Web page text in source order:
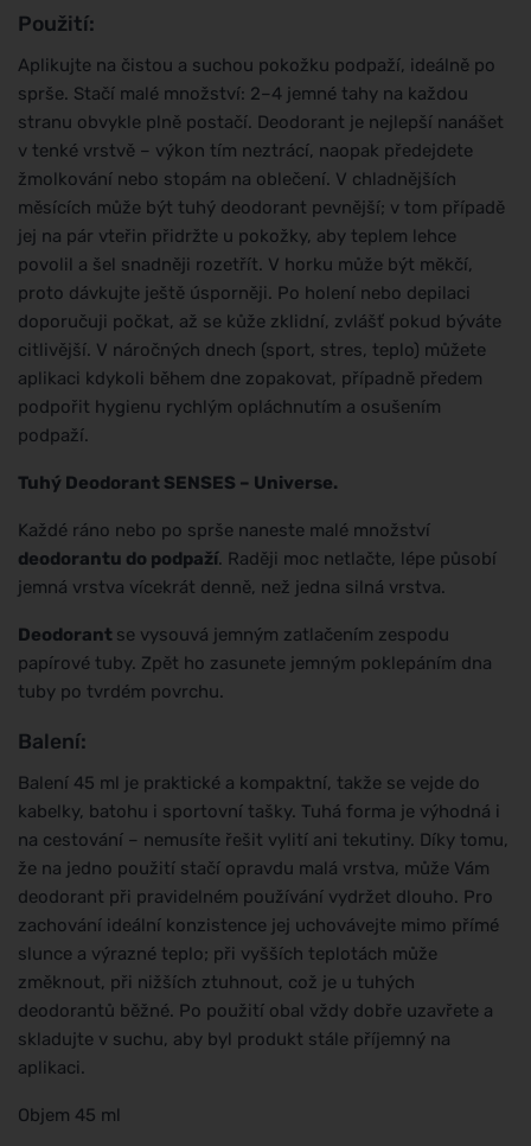
Použití:
Aplikujte na čistou a suchou pokožku podpaží, ideálně po
sprše. Stačí malé množství: 2–4 jemné tahy na každou
stranu obvykle plně postačí. Deodorant je nejlepší nanášet
v tenké vrstvě – výkon tím neztrácí, naopak předejdete
žmolkování nebo stopám na oblečení. V chladnějších
měsících může být tuhý deodorant pevnější; v tom případě
jej na pár vteřin přidržte u pokožky, aby teplem lehce
povolil a šel snadněji rozetřít. V horku může být měkčí,
proto dávkujte ještě úsporněji. Po holení nebo depilaci
doporučuji počkat, až se kůže zklidní, zvlášť pokud býváte
citlivější. V náročných dnech (sport, stres, teplo) můžete
aplikaci kdykoli během dne zopakovat, případně předem
podpořit hygienu rychlým opláchnutím a osušením
podpaží.
Tuhý Deodorant SENSES – Universe.
Každé ráno nebo po sprše naneste malé množství
deodorantu do podpaží. Raději moc netlačte, lépe působí
jemná vrstva vícekrát denně, než jedna silná vrstva.
Deodorant se vysouvá jemným zatlačením zespodu
papírové tuby. Zpět ho zasunete jemným poklepáním dna
tuby po tvrdém povrchu.
Balení:
Balení 45 ml je praktické a kompaktní, takže se vejde do
kabelky, batohu i sportovní tašky. Tuhá forma je výhodná i
na cestování – nemusíte řešit vylití ani tekutiny. Díky tomu,
že na jedno použití stačí opravdu malá vrstva, může Vám
deodorant při pravidelném používání vydržet dlouho. Pro
zachování ideální konzistence jej uchovávejte mimo přímé
slunce a výrazné teplo; při vyšších teplotách může
změknout, při nižších ztuhnout, což je u tuhých
deodorantů běžné. Po použití obal vždy dobře uzavřete a
skladujte v suchu, aby byl produkt stále příjemný na
aplikaci.
Objem 45 ml